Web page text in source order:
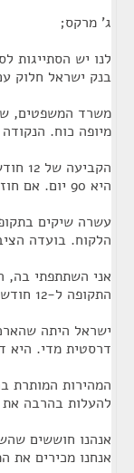
ג' מרקס;
לנו יש הסתייגות
בנק ישראל חלוק
משרד המשפטים,
מיופה כוח.
היא 90 יום. אם חוזרים
עשרה שיקים
הלקוח. בועדה
אני השתתפתי בה,
התקופה ל-12 חודשים. עמדת בנק
דרסטית מדי. היא
להעלות בהרבה את
אנהנו חוששים
אנחנו מכירים את